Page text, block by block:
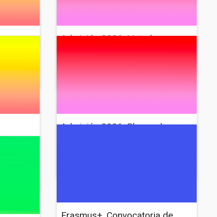
Admisión 2026: Listados
definitivos (Primera fase)
Noticia 10 de julio de 2026
Diseño Restauración
Admisión 2026: Plazos de